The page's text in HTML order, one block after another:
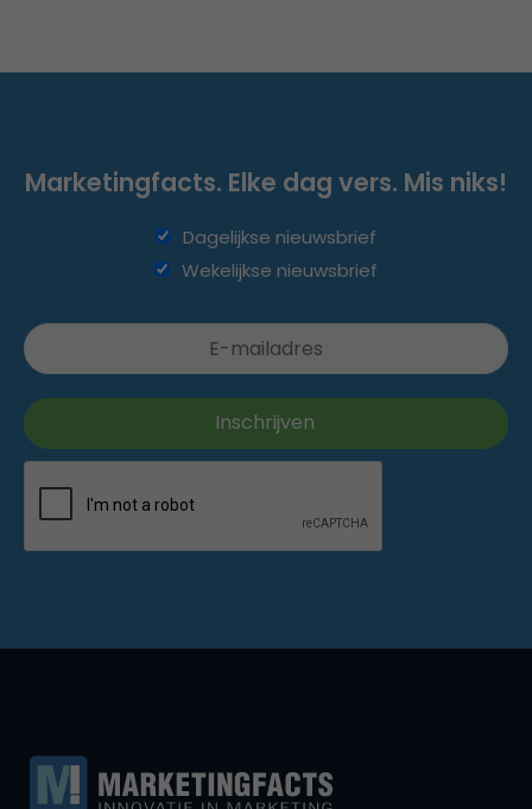
Marketingfacts. Elke dag vers. Mis niks!
Dagelijkse nieuwsbrief
Wekelijkse nieuwsbrief